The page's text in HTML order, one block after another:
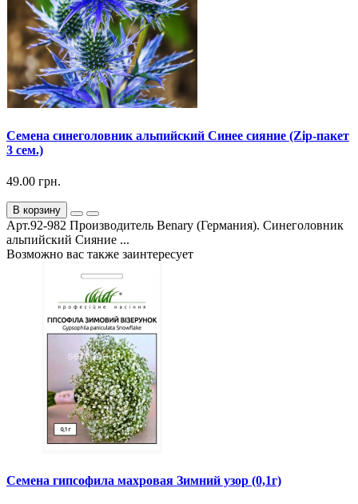
Семена синеголовник альпийский Синее сияние (Zip-пакет
3 сем.)
49.00 грн.
В корзину
Арт.92-982 Производитель Benary (Германия). Синеголовник
альпийский Сияние ...
Возможно вас также заинтересует
Семена гипсофила махровая Зимний узор (0,1г)